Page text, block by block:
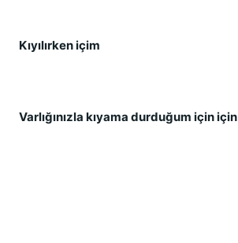
Kıyılırken içim
Varlığınızla kıyama durduğum için için